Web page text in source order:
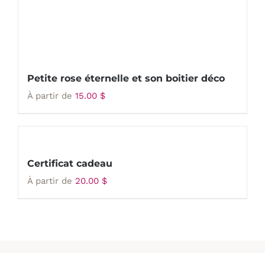
Petite rose éternelle et son boitier déco
À partir de 15.00 $
Certificat cadeau
À partir de 20.00 $